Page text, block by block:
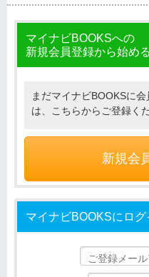
マイナビBOOKSへの
新規会員登録から始める
まだマイナビBOOKSに
は、こちらからご登録く
新規会
マイナビBOOKSにログ